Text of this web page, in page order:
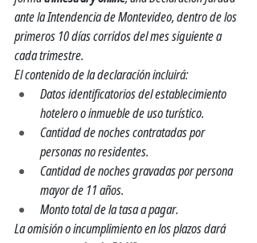
ante la Intendencia de Montevideo, dentro de los
primeros 10 días corridos del mes siguiente a
cada trimestre.
El contenido de la declaración incluirá:
Datos identificatorios del establecimiento
hotelero o inmueble de uso turístico.
Cantidad de noches contratadas por
personas no residentes.
Cantidad de noches gravadas por persona
mayor de 11 años.
Monto total de la tasa a pagar.
La omisión o incumplimiento en los plazos dará